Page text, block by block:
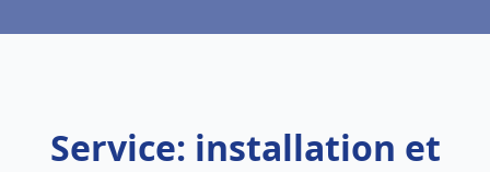
Service: installation et